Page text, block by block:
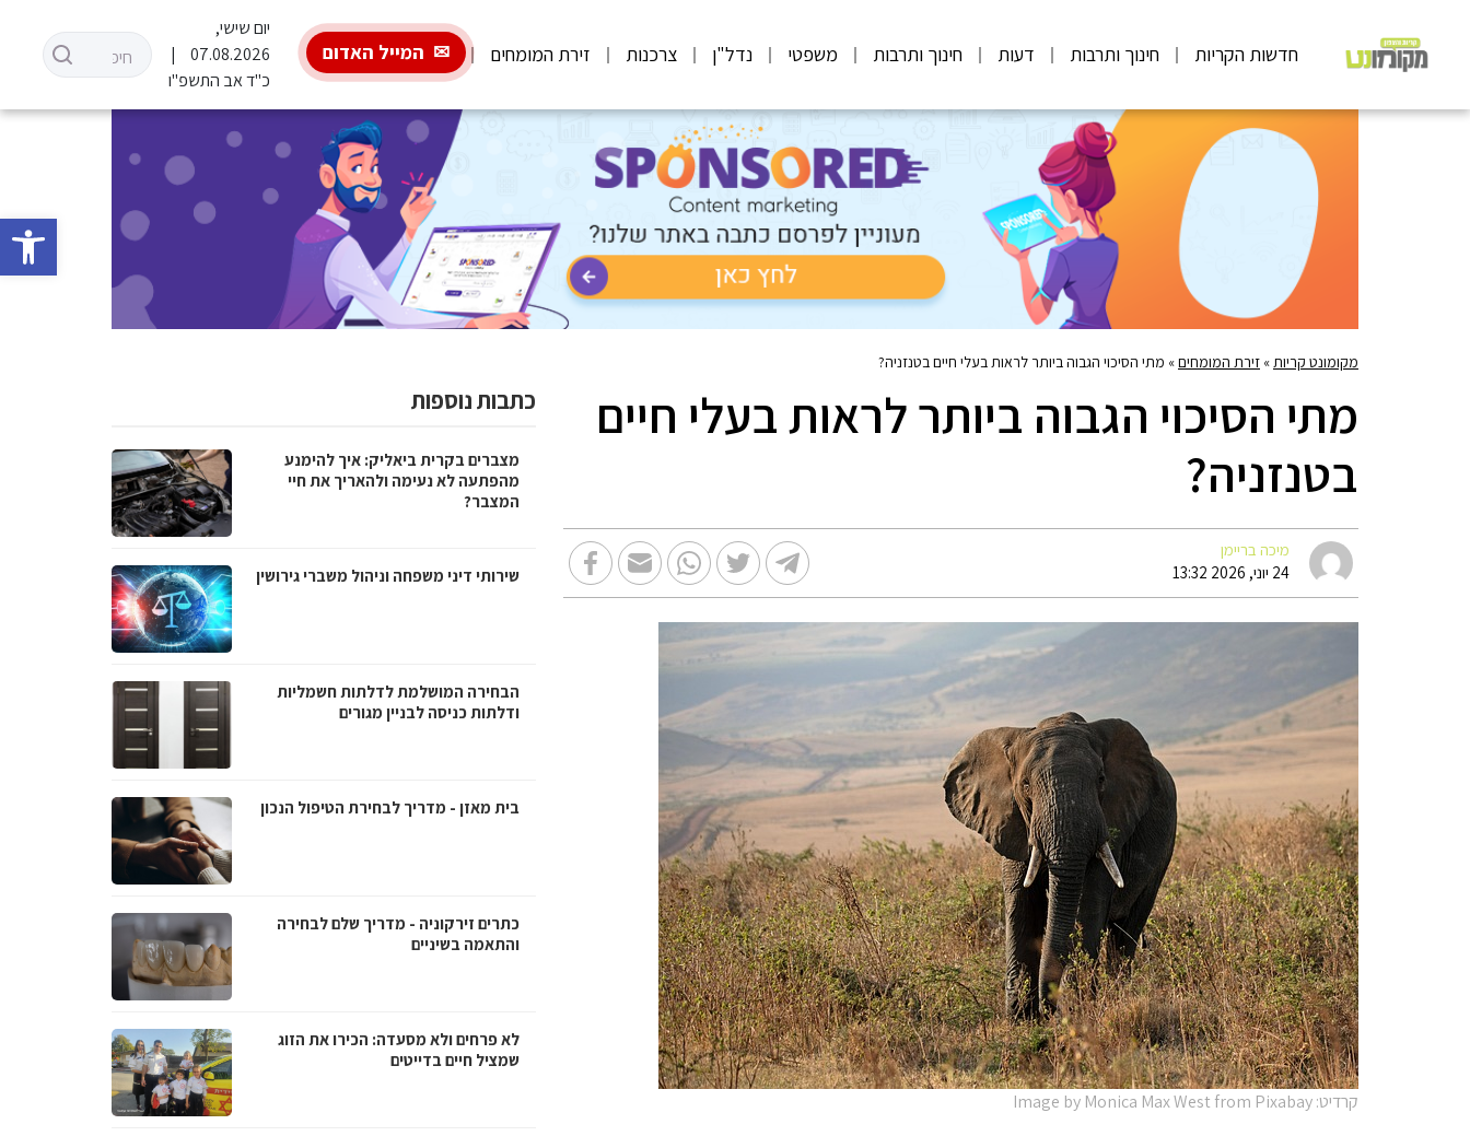
פתח
חדשות הקריות חינוך ותרבות דעות חינוך ותרבות משפטי נדל"ן צרכנות זירת המומחים המייל האדום
יום שישי,
07.08.2026
כ"ד אב התשפ"ו
מקומונט קריות » זירת המומחים» מתי הסיכוי הגבוה ביותר לראות בעלי חיים בטנזניה?
מתי הסיכוי הגבוה ביותר לראות בעלי חיים
בטנזניה?
מיכה בריימן
24 יוני, 2026 13:32
קרדיט: Image by Monica Max West from Pixabay
כתבות נוספות
מצברים בקרית ביאליק: איך להימנע
מהפתעה לא נעימה ולהאריך את חיי
המצבר?
שירותי דיני משפחה וניהול משברי גירושין
הבחירה המושלמת לדלתות חשמליות
ודלתות כניסה לבניין מגורים
בית מאזן - מדריך לבחירת הטיפול הנכון
כתרים זירקוניה - מדריך שלם לבחירה
והתאמה בשיניים
לא פרחים ולא מסעדה: הכירו את הזוג
שמציל חיים בדייטים